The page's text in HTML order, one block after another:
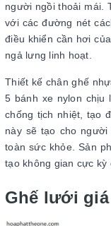
người ngồi thoải mái.
với các đường nét
điều khiển cần hơi
ngả lưng linh hoạt.
Thiết kế chân ghế
5 bánh xe nylon chịu
chống tịch nhiệt, tạo
này sẽ tạo cho
toàn sức khỏe. Sản
tạo không gian cực kỳ
Ghế lưới giá